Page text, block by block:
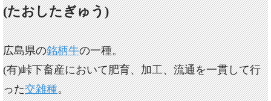
(たおしたぎゅう)
広島県の銘柄牛の一種。
(有)峠下畜産において肥育、加工、流通を一貫して行
った交雑種。